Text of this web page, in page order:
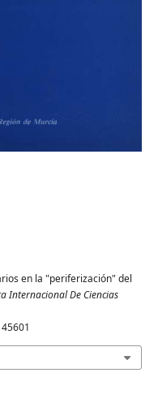
en la "periferización" del
Internacional De Ciencias